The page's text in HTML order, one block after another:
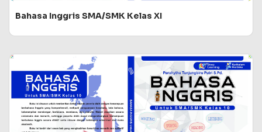
Bahasa Inggris SMA/SMK Kelas XI